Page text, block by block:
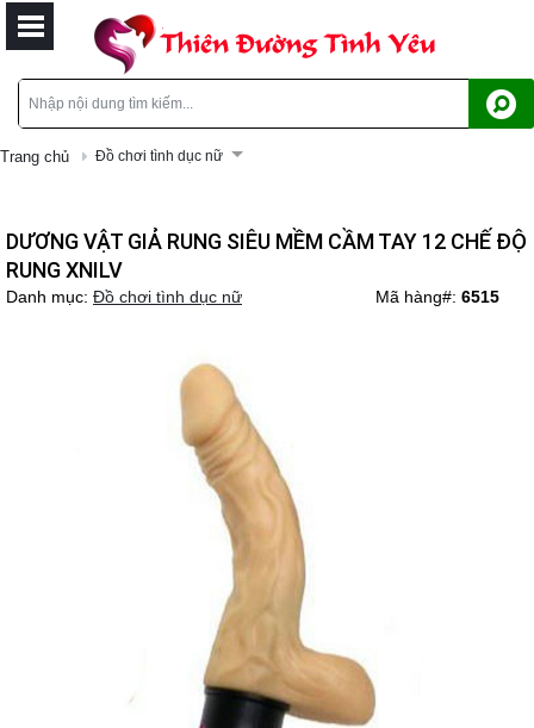
Trang chủ Đồ chơi tình dục nữ
DƯƠNG VẬT GIẢ RUNG SIÊU MỀM CẦM TAY 12 CHẾ ĐỘ
RUNG XNILV
Mã hàng#: 6515
Danh mục: Đồ chơi tình dục nữ